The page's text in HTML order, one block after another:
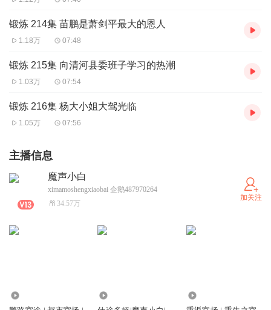
锻炼 214集 苗鹏是萧剑平最大的恩人
1.18万 07:48
锻炼 215集 向清河县委班子学习的热潮
1.03万 07:54
锻炼 216集 杨大小姐大驾光临
1.05万 07:56
主播信息
魔声小白
ximamoshengxiaobai 企鹅487970264
34.57万
加关注